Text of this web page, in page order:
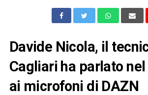
Davide Nicola, il
Cagliari ha parlato
ai microfoni di DAZN